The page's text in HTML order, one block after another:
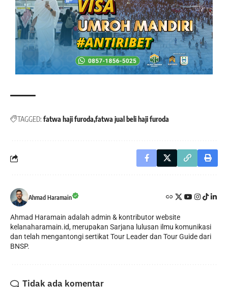
TAGGED: fatwa haji furoda fatwa jual beli haji furoda
Ahmad Haramain
Ahmad Haramain adalah admin & kontributor website
kelanaharamain.id, merupakan Sarjana lulusan ilmu komunikasi
dan telah mengantongi sertikat Tour Leader dan Tour Guide dari
BNSP.
Tidak ada komentar